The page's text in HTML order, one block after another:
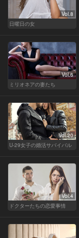
Vol.8
日曜日の女
Vol.6
ミリオネアの妻たち
Vol.20
U-29女子の婚活サバイバル
Vol.4
ドクターたちの恋愛事情